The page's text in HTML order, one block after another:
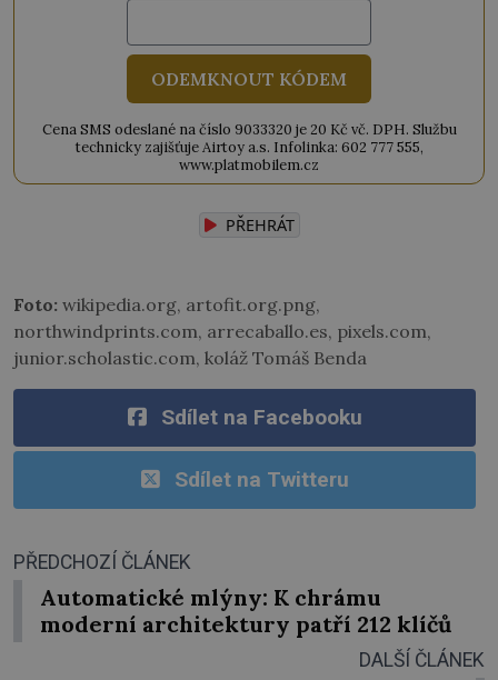
ODEMKNOUT KÓDEM
Cena SMS odeslané na číslo 9033320 je 20 Kč vč. DPH. Službu
technicky zajišťuje Airtoy a.s. Infolinka: 602 777 555,
www.platmobilem.cz
PŘEHRÁT
Foto: wikipedia.org, artofit.org.png,
northwindprints.com, arrecaballo.es, pixels.com,
junior.scholastic.com, koláž Tomáš Benda
Sdílet na Facebooku
Sdílet na Twitteru
PŘEDCHOZÍ ČLÁNEK
Automatické mlýny: K chrámu
moderní architektury patří 212 klíčů
DALŠÍ ČLÁNEK